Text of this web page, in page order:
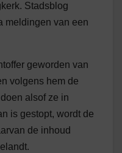
Stadsblog
meldingen van een
geworden van
volgens hem de
alsof ze in
is gestopt, wordt de
de inhoud